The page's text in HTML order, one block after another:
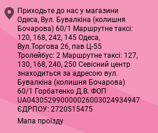
Приходьте до нас у магазини
Одеса, Вул. Бувалкіна (колишня
Бочарова) 60/1 Маршрутне таксі:
120, 168, 242, 145 Одеса,
Вул.Торгова 26, пав Ц-55
Тролейбус: 2 Маршрутне таксі: 127,
130, 168, 240, 250 Севісний центр
знаходиться за адресою вул.
Бувалкіна (колишня Бочарова)
60/1 Горбатенко Д.В. ФОП
UA043052990000026003024934947
ЄДРПОУ: 2720515475
Мапа проїзду